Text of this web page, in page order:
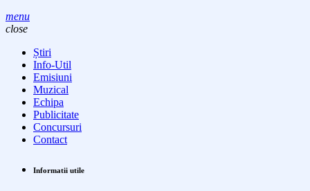
menu
close
Știri
Info-Util
Emisiuni
Muzical
Echipa
Publicitate
Concursuri
Contact
Informatii utile